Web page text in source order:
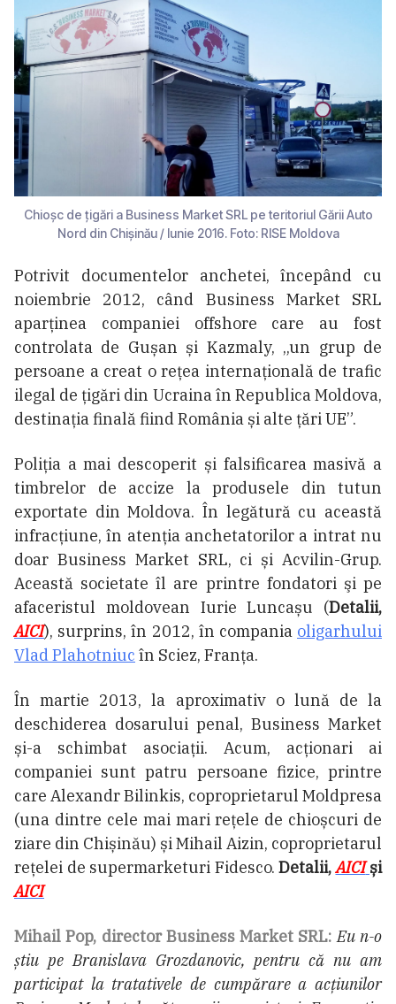
Chioșc de țigări a Business Market SRL pe teritoriul Gării Auto
Nord din Chișinău / Iunie 2016. Foto: RISE Moldova
Potrivit documentelor anchetei, începând cu
noiembrie 2012, când Business Market SRL
aparținea companiei offshore care au fost
controlata de Gușan și Kazmaly, „un grup de
persoane a creat o rețea internațională de trafic
ilegal de țigări din Ucraina în Republica Moldova,
destinația finală fiind România și alte țări UE”.
Poliția a mai descoperit și falsificarea masivă a
timbrelor de accize la produsele din tutun
exportate din Moldova. În legătură cu această
infracțiune, în atenția anchetatorilor a intrat nu
doar Business Market SRL, ci și Acvilin-Grup.
Această societate îl are printre fondatori şi pe
afaceristul moldovean Iurie Luncașu (Detalii,
AICI), surprins, în 2012, în compania oligarhului
Vlad Plahotniuc în Sciez, Franța.
În martie 2013, la aproximativ o lună de la
deschiderea dosarului penal, Business Market
și-a schimbat asociații. Acum, acționari ai
companiei sunt patru persoane fizice, printre
care Alexandr Bilinkis, coproprietarul Moldpresa
(una dintre cele mai mari rețele de chioșcuri de
ziare din Chișinău) și Mihail Aizin, coproprietarul
rețelei de supermarketuri Fidesco. Detalii,AICI și
AICI
Mihail Pop, director Business Market SRL: Eu n-o
știu pe Branislava Grozdanovic, pentru că nu am
participat la tratativele de cumpărare a acțiunilor